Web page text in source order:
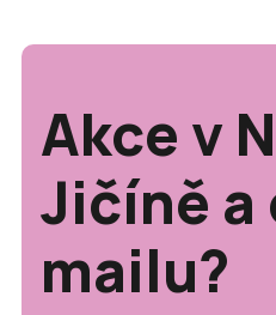
Akce v
Jičíně a
mailu?